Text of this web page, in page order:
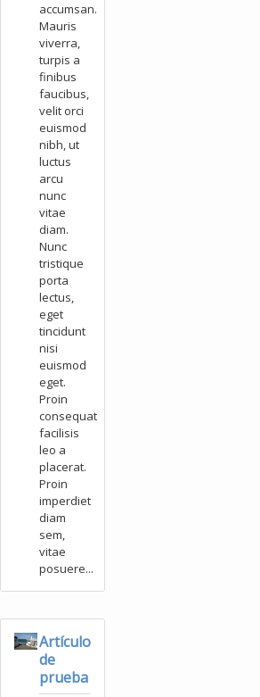
accumsan.
Mauris
viverra,
turpis a
finibus
faucibus,
velit orci
euismod
nibh, ut
luctus
arcu
nunc
vitae
diam.
Nunc
tristique
porta
lectus,
eget
tincidunt
nisi
euismod
eget.
Proin
consequat
facilisis
leo a
placerat.
Proin
imperdiet
diam
sem,
vitae
posuere...
Artículo
de
prueba